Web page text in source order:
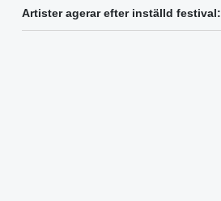
Artister agerar efter inställd